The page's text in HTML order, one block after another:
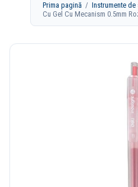
Prima pagină /Instrumente
Cu Gel Cu Mecanism 0.5mm